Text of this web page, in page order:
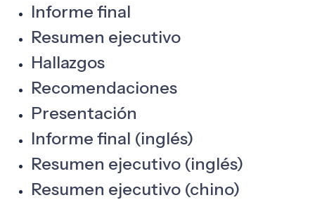
Informe final
Resumen ejecutivo
Hallazgos
Recomendaciones
Presentación
Informe final (inglés)
Resumen ejecutivo (inglés)
Resumen ejecutivo (chino)